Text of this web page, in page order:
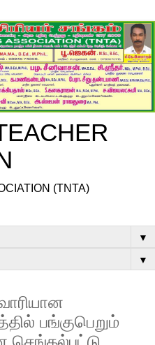
(TNTA)
▼
▼
பங்குபெறும்